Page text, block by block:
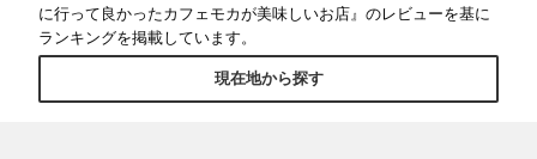
に行って良かったカフェモカが美味しいお店』のレビューを基に
ランキングを掲載しています。
現在地から探す